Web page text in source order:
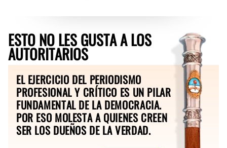
ESTO NO LES GUSTA A LOS
AUTORITARIOS
EL EJERCICIO DEL PERIODISMO
PROFESIONAL Y CRÍTICO ES UN PILAR
FUNDAMENTAL DE LA DEMOCRACIA.
POR ESO MOLESTA A QUIENES CREEN
SER LOS DUEÑOS DE LA VERDAD.